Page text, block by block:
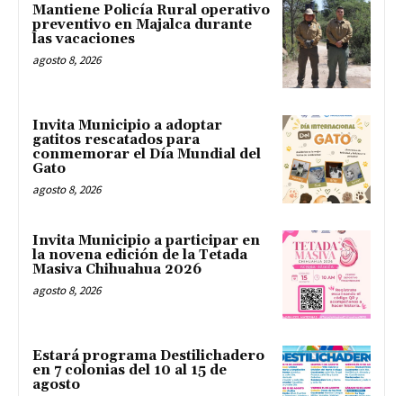
Mantiene Policía Rural operativo
preventivo en Majalca durante
las vacaciones
agosto 8, 2026
Invita Municipio a adoptar
gatitos rescatados para
conmemorar el Día Mundial del
Gato
agosto 8, 2026
Invita Municipio a participar en
la novena edición de la Tetada
Masiva Chihuahua 2026
agosto 8, 2026
Estará programa Destilichadero
en 7 colonias del 10 al 15 de
agosto